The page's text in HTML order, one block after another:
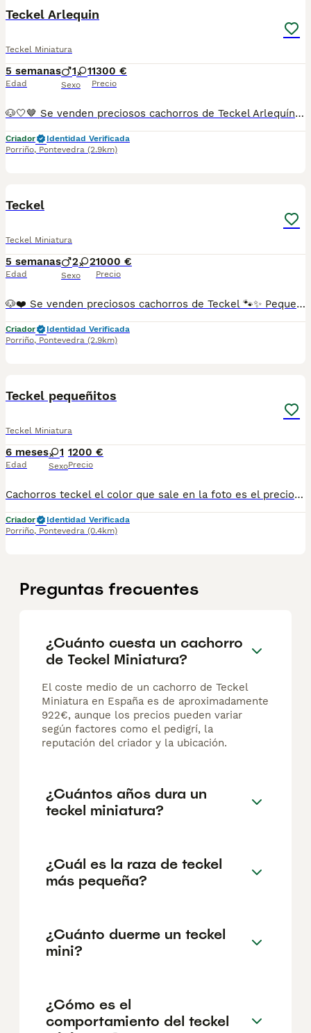
Teckel Arlequin
Teckel Miniatura
5 semanas
Edad
1 1
Sexo
1300 €
Precio
🐶🤍🤎 Se venden preciosos cachorros de Teckel Arlequín 🐾✨ Cariñosos, juguetones, inteligentes y muy sociables. 💕 Criados con mucho mimo en un ambiente familiar, listos para llenar de alegría su nuevo hogar. 🏡🥰 🌟 Precioso pelaje arlequín, único y llamativo. ✅ Se entregan con la edad adecuada. ✅ Desparasitados y con la documentación correspondiente según su edad. 📸 Fotos y vídeos disponibles sin compromiso. 📲 Más información: 687482079 📍 Galicia, Madrid, Valencia, Barcelona, Sevilla, Almería, Pamplona.
Criador
Identidad Verificada
Porriño, Pontevedra (2.9km)
Teckel
Teckel Miniatura
5 semanas
Edad
2 2
Sexo
1000 €
Precio
🐶❤️ Se venden preciosos cachorros de Teckel 🐾✨ Pequeños, cariñosos, juguetones y con un carácter encantador. 🥰 Son compañeros ideales para cualquier hogar y están criados con mucho cariño y dedicación. 🏡💕 ✅ Criados en ambiente familiar. ✅ Se entregan con la edad adecuada. ✅ Desparasitados y con la documentación correspondiente según su edad. 📸 Se envían fotos y vídeos sin compromiso. 📲 Más información: 687482079 📍 Galicia, Madrid, Valencia, Barcelona, Sevilla, Almería, Pamplona.
Criador
Identidad Verificada
Porriño, Pontevedra (2.9km)
Teckel pequeñitos
Teckel Miniatura
6 meses
Edad
1
Sexo
1200 €
Precio
Cachorros teckel el color que sale en la foto es el precio que indica en el anuncio. Tenemos más colores desde diferentes precios más económicos y más caros según color y sexo.. Criados en un entorno familiar cachorritos muy cariñosos juguetones y muy importante sociables. Hablamos al 687 482 079 por WhatsApp y te pasamos más fotos y información Hacemos también entregas a cualquier provincia Nosotros estamos en Galicia Vigo pero los llevamos a cualquier provincia Colores disponibles negro fuego , chocolate, arlequín plateado, arlequín chocolate, isabelino ..
Criador
Identidad Verificada
Porriño, Pontevedra (0.4km)
Preguntas frecuentes
¿Cuánto cuesta un cachorro
de Teckel Miniatura?
El coste medio de un cachorro de Teckel
Miniatura en España es de aproximadamente
922€, aunque los precios pueden variar
según factores como el pedigrí, la
reputación del criador y la ubicación.
¿Cuántos años dura un
teckel miniatura?
¿Cuál es la raza de teckel
más pequeña?
¿Cuánto duerme un teckel
mini?
¿Cómo es el
comportamiento del teckel